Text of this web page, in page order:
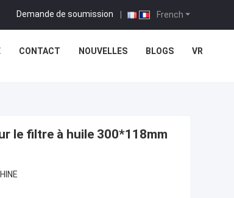
French
Demande de soumission |
CONTACT NOUVELLES BLOGS VR
le filtre à huile 300*118mm